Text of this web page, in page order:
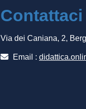
Contattaci
Via dei Caniana, 2,
Email :